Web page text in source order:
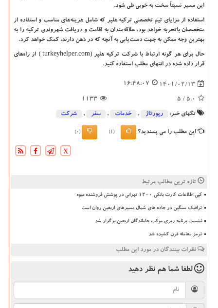
این مسیر نسبتاً سخت به خوبی طی شود.
استفاده از مزایای تیم تخصصی ترکیه هلپر که شامل هزینههای مناسب و استفاده از
متخصصان باتجربه خواهد بود، علاقهمندان به اقامت و دریافت شهروندی ترکیه را به
بهترین وجه ممکن به جهت دستیابی به آنچه که در ذهن دارند، کمک خواهد کرد.
حال برای هر گونه ارتباط با شرکت ترکیه هلپر ( turkeyhelper.com) از راههای
قرار داده شده در انتهای مطلب استفاده کنید.
1401/02/13
16:48:07
5.0
/ 5
1133
تگهای خبر: رپورتاژ , خدمات , سفر , شركت
این مطلب را می پسندید؟ (1)
(0)
X
تازه ترین مطالب مرتبط
کپی اطلاعات کارت بانکی ۱۲۰۰ تهرانی در پوشش فروشنده میوه
ترافیک سنگین در جاده های شمال مسیرهای اربعین روان است
نشست برنامه ریزی موکب جاماندگان اربعین برگزار شد
ترمز معامله قرن کشیده شد
نظرات بینندگان در مورد این مطلب
لطفا شما هم نظر دهید